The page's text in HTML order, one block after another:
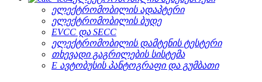
ელექტრომობილის ადაპტერი
ელექტრომობილის ბუდე
EVCC და SECC
ელექტრომობილის დამტენის ტესტერი
თხევადი გაგრილების სისტემა
E ავტობუსის პანტოგრაფი და გუმბათი